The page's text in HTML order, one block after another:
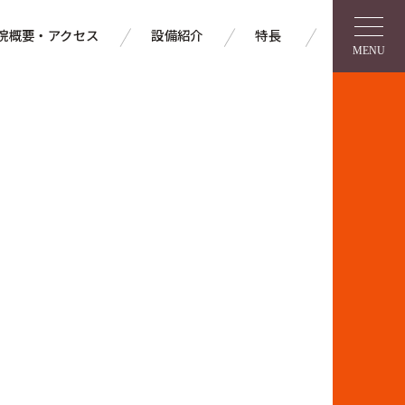
概要・アクセス 設備紹介 特長
MENU